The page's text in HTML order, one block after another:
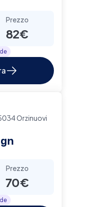
Prezzo
82€
Orzinuovi
Prezzo
70€